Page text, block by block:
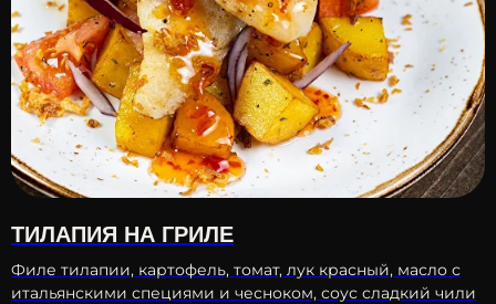
ТИЛАПИЯ НА ГРИЛЕ
Филе тилапии, картофель, томат, лук красный, масло с
итальянскими специями и чесноком, соус сладкий чили